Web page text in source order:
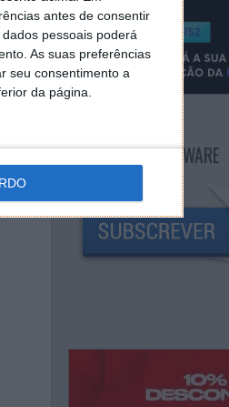
antes de consentir
pessoais poderá
As suas preferências
seu consentimento a
da página.
NEWSLETTER PPLWARE